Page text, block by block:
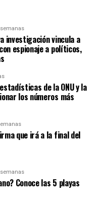
investigación vincula a
espionaje a políticos,
de la ONU y la
los números más
que irá a la final del
Conoce las 5 playas